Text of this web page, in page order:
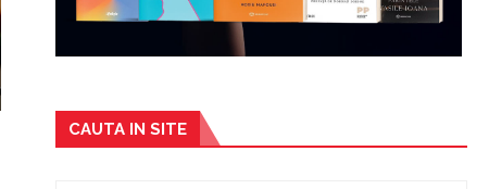
CAUTA IN SITE